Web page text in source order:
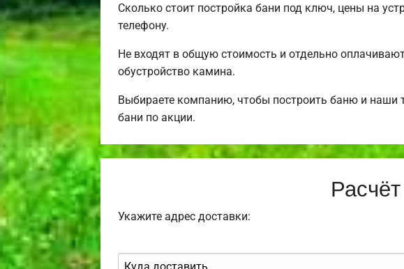
Сколько стоит постройка бани под ключ, цены на
телефону.
Не входят в общую стоимость и отдельно
обустройство камина.
Выбираете компанию, чтобы построить баню и
бани по акции.
Укажите адрес доставки: